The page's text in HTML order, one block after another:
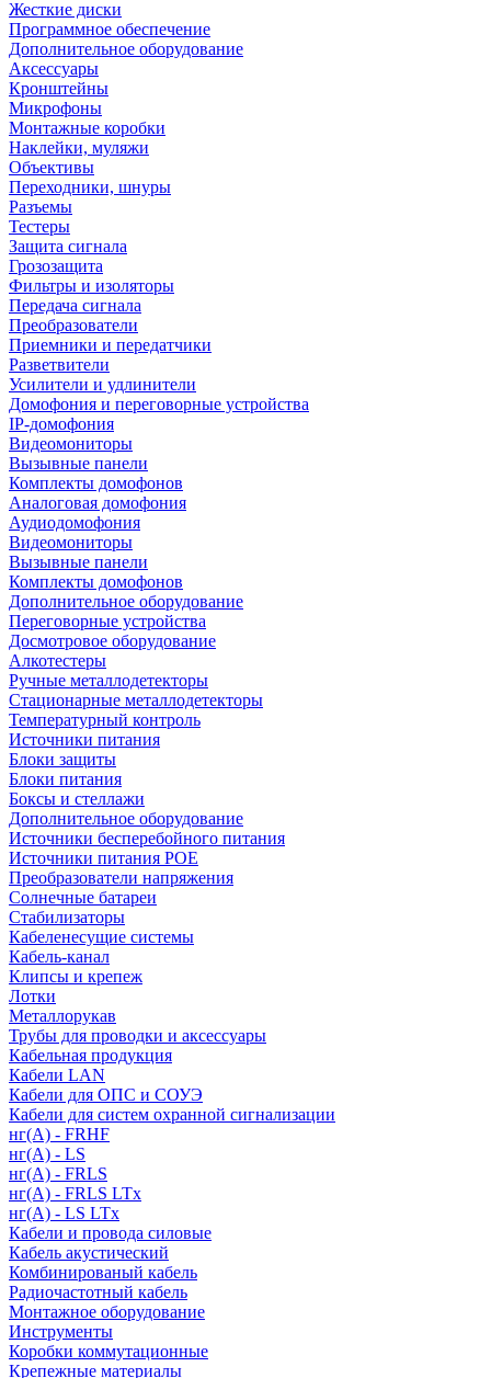
Жесткие диски
Программное обеспечение
Дополнительное оборудование
Аксессуары
Кронштейны
Микрофоны
Монтажные коробки
Наклейки, муляжи
Объективы
Переходники, шнуры
Разъемы
Тестеры
Защита сигнала
Грозозащита
Фильтры и изоляторы
Передача сигнала
Преобразователи
Приемники и передатчики
Разветвители
Усилители и удлинители
Домофония и переговорные устройства
IP-домофония
Видеомониторы
Вызывные панели
Комплекты домофонов
Аналоговая домофония
Аудиодомофония
Видеомониторы
Вызывные панели
Комплекты домофонов
Дополнительное оборудование
Переговорные устройства
Досмотровое оборудование
Алкотестеры
Ручные металлодетекторы
Стационарные металлодетекторы
Температурный контроль
Источники питания
Блоки защиты
Блоки питания
Боксы и стеллажи
Дополнительное оборудование
Источники бесперебойного питания
Источники питания POE
Преобразователи напряжения
Солнечные батареи
Стабилизаторы
Кабеленесущие системы
Кабель-канал
Клипсы и крепеж
Лотки
Металлорукав
Трубы для проводки и аксессуары
Кабельная продукция
Кабели LAN
Кабели для ОПС и СОУЭ
Кабели для систем охранной сигнализации
нг(A) - FRHF
нг(A) - LS
нг(А) - FRLS
нг(А) - FRLS LTx
нг(А) - LS LTx
Кабели и провода силовые
Кабель акустический
Комбинированый кабель
Радиочастотный кабель
Монтажное оборудование
Инструменты
Коробки коммутационные
Крепежные материалы